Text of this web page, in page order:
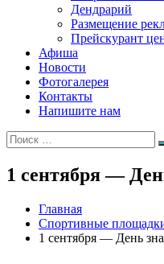
Дендрарий
Размещение
Прейскурант
Афиша
Новости
Фотогалерея
Контакты
Напишите нам
Искать:
1 сентября —
Главная
Спортивные
1 сентября — День